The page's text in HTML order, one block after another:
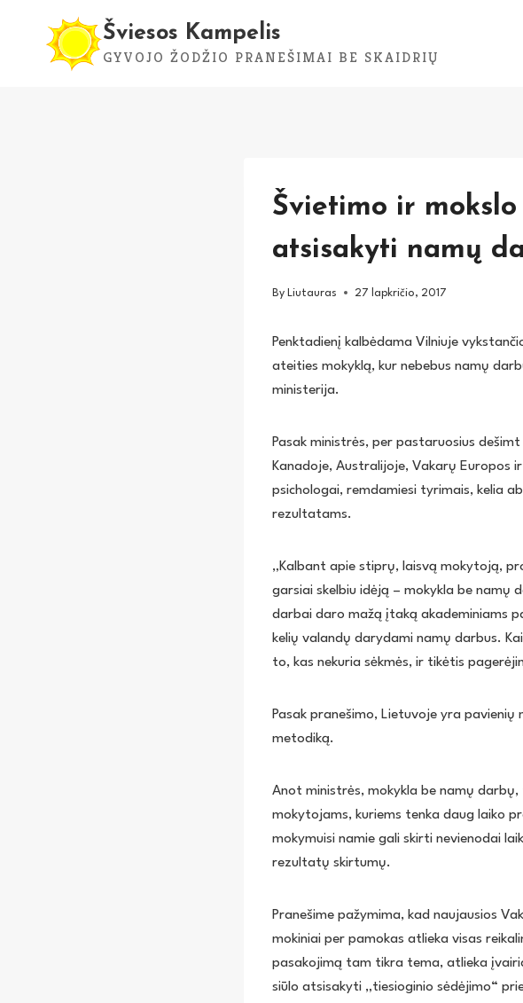
Šviesos Kampelis
GYVOJO ŽODŽIO PRANEŠIMAI BE SKAIDRIŲ
Švietimo ir
atsisakyti namų
By Liutauras 27 lapkričio, 2017
Penktadienį kalbėdama Vilniuje
ateities mokyklą, kur nebebus namų
ministerija.
Pasak ministrės, per pastaruosius
Kanadoje, Australijoje, Vakarų Europos
psichologai, remdamiesi tyrimais, kelia
rezultatams.
„Kalbant apie stiprų, laisvą mokytoją,
garsiai skelbiu idėją – mokykla be
darbai daro mažą įtaką akademiniams
kelių valandų darydami namų darbus.
to, kas nekuria sėkmės, ir tikėtis
Pasak pranešimo, Lietuvoje yra
metodiką.
Anot ministrės, mokykla be namų
mokytojams, kuriems tenka daug laiko
mokymuisi namie gali skirti nevienodai
rezultatų skirtumų.
Pranešime pažymima, kad naujausios
mokiniai per pamokas atlieka visas
pasakojimą tam tikra tema, atlieka
siūlo atsisakyti „tiesioginio sėdėjimo“